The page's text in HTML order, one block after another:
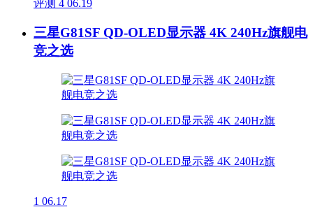
评测 4 06.19
三星G81SF QD-OLED显示器 4K 240Hz旗舰电
竞之选
1 06.17